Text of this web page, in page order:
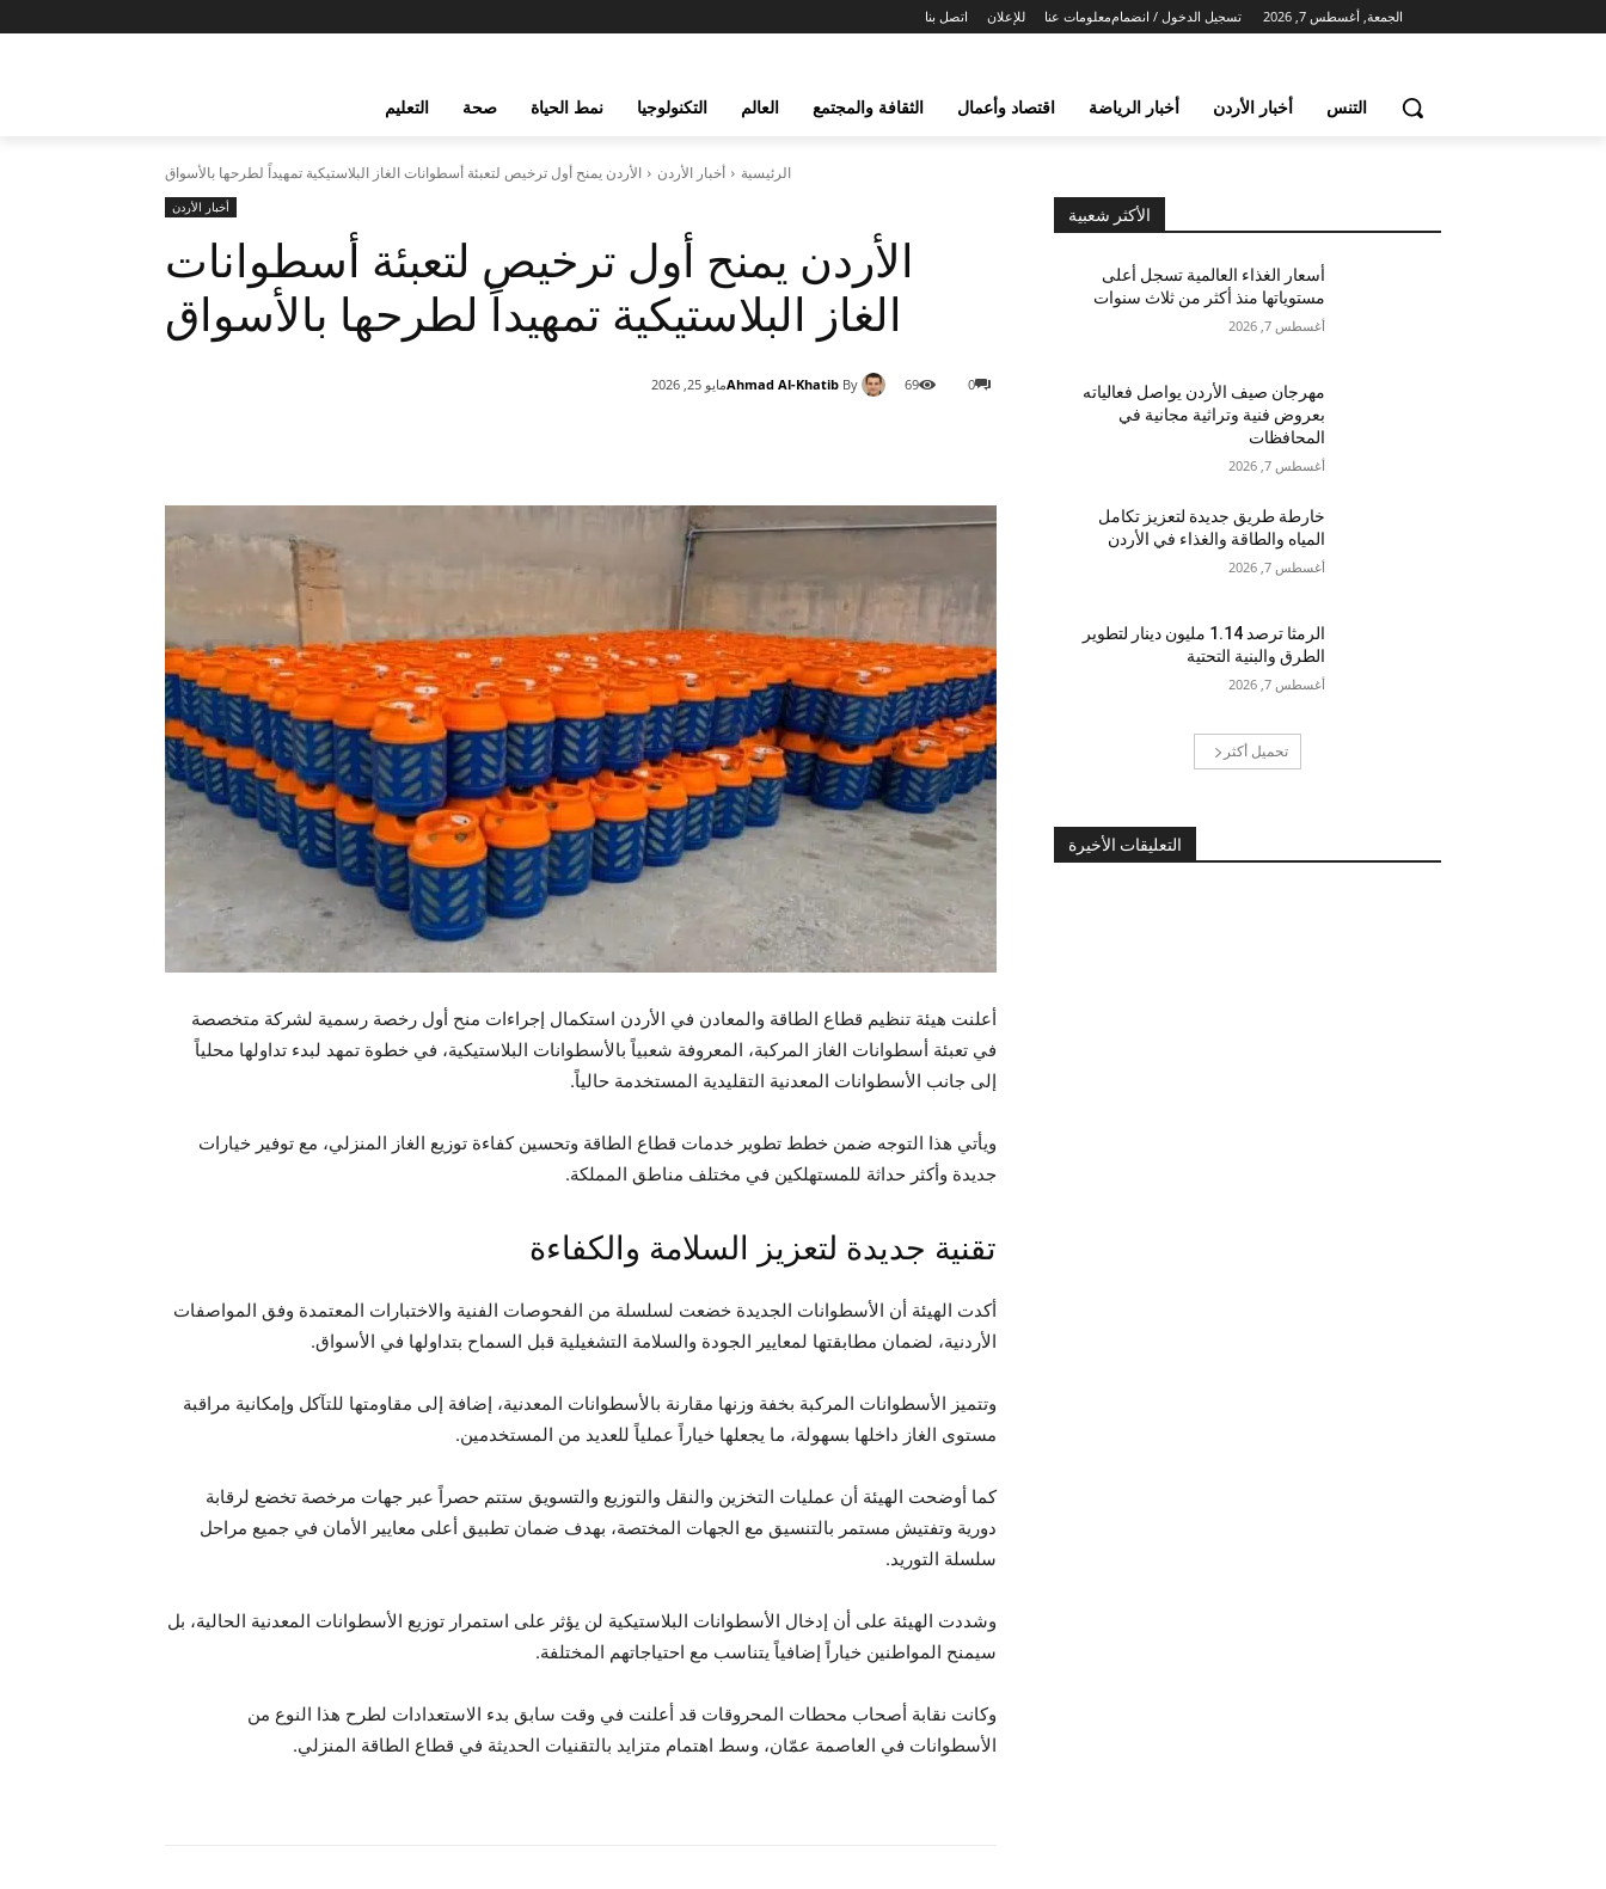
الجمعة, أغسطس 7, 2026 تسجيل الدخول / انضمام اتصل بنا للإعلان معلومات عنا
التنس أخبار الأردن أخبار الرياضة اقتصاد وأعمال الثقافة والمجتمع العالم التكنولوجيا نمط الحياة صحة التعليم
الرئيسية أخبار الأردن الأردن يمنح أول ترخيص لتعبئة أسطوانات الغاز البلاستيكية تمهيداً لطرحها بالأسواق
أخبار الأردن
الأردن يمنح أول ترخيص لتعبئة أسطوانات
الغاز البلاستيكية تمهيداً لطرحها بالأسواق
By
Ahmad Al-Khatibمايو 25, 2026 0
69
أعلنت هيئة تنظيم قطاع الطاقة والمعادن في الأردن استكمال إجراءات منح أول رخصة رسمية لشركة متخصصة
في تعبئة أسطوانات الغاز المركبة، المعروفة شعبياً بالأسطوانات البلاستيكية، في خطوة تمهد لبدء تداولها محلياً
إلى جانب الأسطوانات المعدنية التقليدية المستخدمة حالياً.
ويأتي هذا التوجه ضمن خطط تطوير خدمات قطاع الطاقة وتحسين كفاءة توزيع الغاز المنزلي، مع توفير خيارات
جديدة وأكثر حداثة للمستهلكين في مختلف مناطق المملكة.
تقنية جديدة لتعزيز السلامة والكفاءة
أكدت الهيئة أن الأسطوانات الجديدة خضعت لسلسلة من الفحوصات الفنية والاختبارات المعتمدة وفق المواصفات
الأردنية، لضمان مطابقتها لمعايير الجودة والسلامة التشغيلية قبل السماح بتداولها في الأسواق.
وتتميز الأسطوانات المركبة بخفة وزنها مقارنة بالأسطوانات المعدنية، إضافة إلى مقاومتها للتآكل وإمكانية مراقبة
مستوى الغاز داخلها بسهولة، ما يجعلها خياراً عملياً للعديد من المستخدمين.
كما أوضحت الهيئة أن عمليات التخزين والنقل والتوزيع والتسويق ستتم حصراً عبر جهات مرخصة تخضع لرقابة
دورية وتفتيش مستمر بالتنسيق مع الجهات المختصة، بهدف ضمان تطبيق أعلى معايير الأمان في جميع مراحل
سلسلة التوريد.
وشددت الهيئة على أن إدخال الأسطوانات البلاستيكية لن يؤثر على استمرار توزيع الأسطوانات المعدنية الحالية، بل
سيمنح المواطنين خياراً إضافياً يتناسب مع احتياجاتهم المختلفة.
وكانت نقابة أصحاب محطات المحروقات قد أعلنت في وقت سابق بدء الاستعدادات لطرح هذا النوع من
الأسطوانات في العاصمة عمّان، وسط اهتمام متزايد بالتقنيات الحديثة في قطاع الطاقة المنزلي.
الأكثر شعبية
أسعار الغذاء العالمية تسجل أعلى
مستوياتها منذ أكثر من ثلاث سنوات
أغسطس 7, 2026
مهرجان صيف الأردن يواصل فعالياته
بعروض فنية وتراثية مجانية في
المحافظات
أغسطس 7, 2026
خارطة طريق جديدة لتعزيز تكامل
المياه والطاقة والغذاء في الأردن
أغسطس 7, 2026
الرمثا ترصد 1.14 مليون دينار لتطوير
الطرق والبنية التحتية
أغسطس 7, 2026
تحميل أكثر
التعليقات الأخيرة